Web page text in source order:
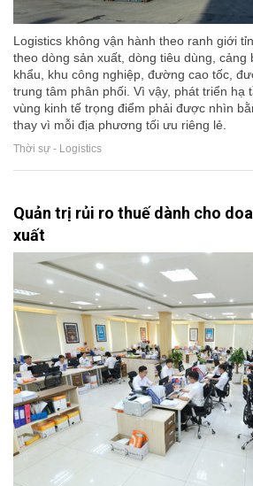
Logistics không vận hành theo ranh giới
theo dòng sản xuất, dòng tiêu dùng, cảng
khẩu, khu công nghiệp, đường cao tốc,
trung tâm phân phối. Vì vậy, phát triển hạ
vùng kinh tế trọng điểm phải được nhìn
thay vì mỗi địa phương tối ưu riêng lẻ.
Thời sự - Logistics
Quản trị rủi ro thuế dành cho
xuất